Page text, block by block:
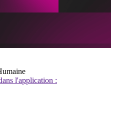
l'application :